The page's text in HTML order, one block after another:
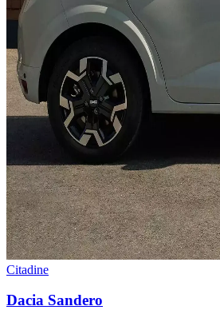
Citadine
Dacia Sandero